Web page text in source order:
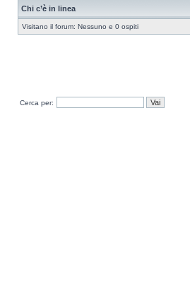
Chi c’è in linea
Visitano il forum: Nessuno e 0 ospiti
Cerca per: